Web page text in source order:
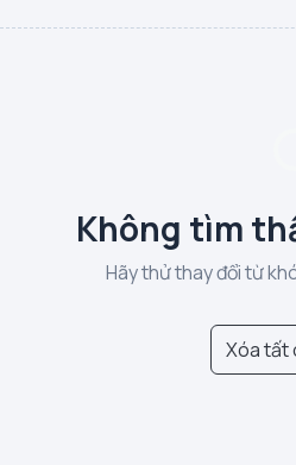
Không tìm
Hãy thử thay đổi từ
Xóa tất